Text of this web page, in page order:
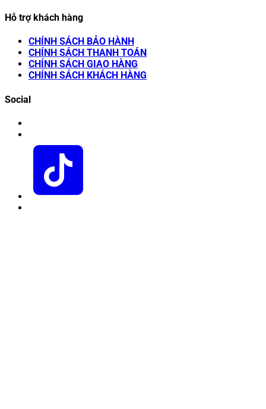
Hỗ trợ khách hàng
CHÍNH SÁCH BẢO HÀNH
CHÍNH SÁCH THANH TOÁN
CHÍNH SÁCH GIAO HÀNG
CHÍNH SÁCH KHÁCH HÀNG
Social